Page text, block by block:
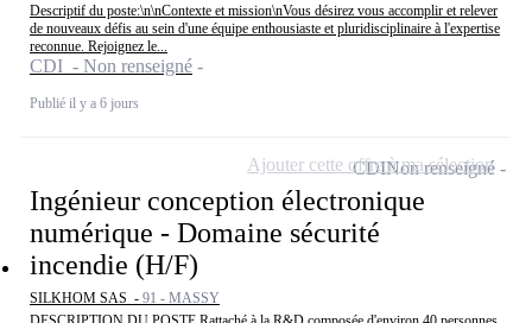
Descriptif du poste:\n\nContexte et mission\nVous désirez vous accomplir et relever
de nouveaux défis au sein d'une équipe enthousiaste et pluridisciplinaire à l'expertise
reconnue. Rejoignez le...
CDI - Non renseigné
Publié il y a 6 jours
Ingénieur conception électronique
numérique - Domaine sécurité
incendie (H/F)
SILKHOM SAS - 91 - MASSY
CDINon renseigné
Ajouter cette offre à ma sélection